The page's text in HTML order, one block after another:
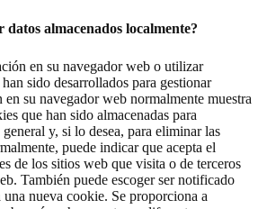
datos almacenados localmente?
en su navegador web o utilizar
sido desarrollados para gestionar
su navegador web normalmente muestra
que han sido almacenadas para
y, si lo desea, para eliminar las
puede indicar que acepta el
de los sitios web que visita o de terceros
También puede escoger ser notificado
una nueva cookie. Se proporciona a